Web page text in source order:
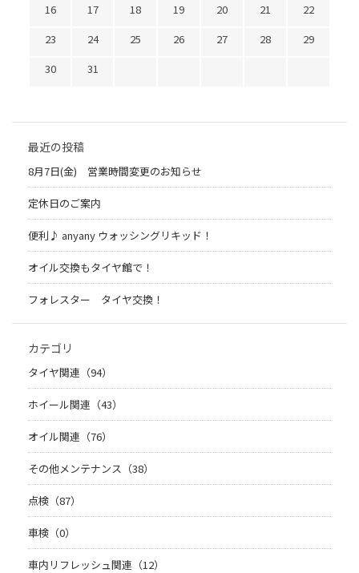
16
17 18 19 20 21
22
23
24 25 26 27 28
29
30
31
最近の投稿
8月7日(金) 営業時間変更のお知らせ
定休日のご案内
便利♪ anyany ウォッシングリキッド！
オイル交換もタイヤ館で！
フォレスター タイヤ交換！
カテゴリ
タイヤ関連（94）
ホイール関連（43）
オイル関連（76）
その他メンテナンス（38）
点検（87）
車検（0）
車内リフレッシュ関連（12）